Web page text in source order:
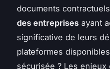
documents
des entreprises ayant
significative de leurs
plateformes
sécurisée ? Les enjeux